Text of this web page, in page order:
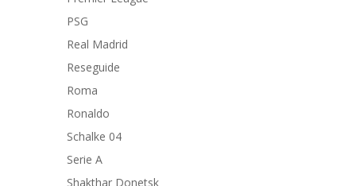
PSG
Real Madrid
Reseguide
Roma
Ronaldo
Schalke 04
Serie A
Shakthar Donetsk